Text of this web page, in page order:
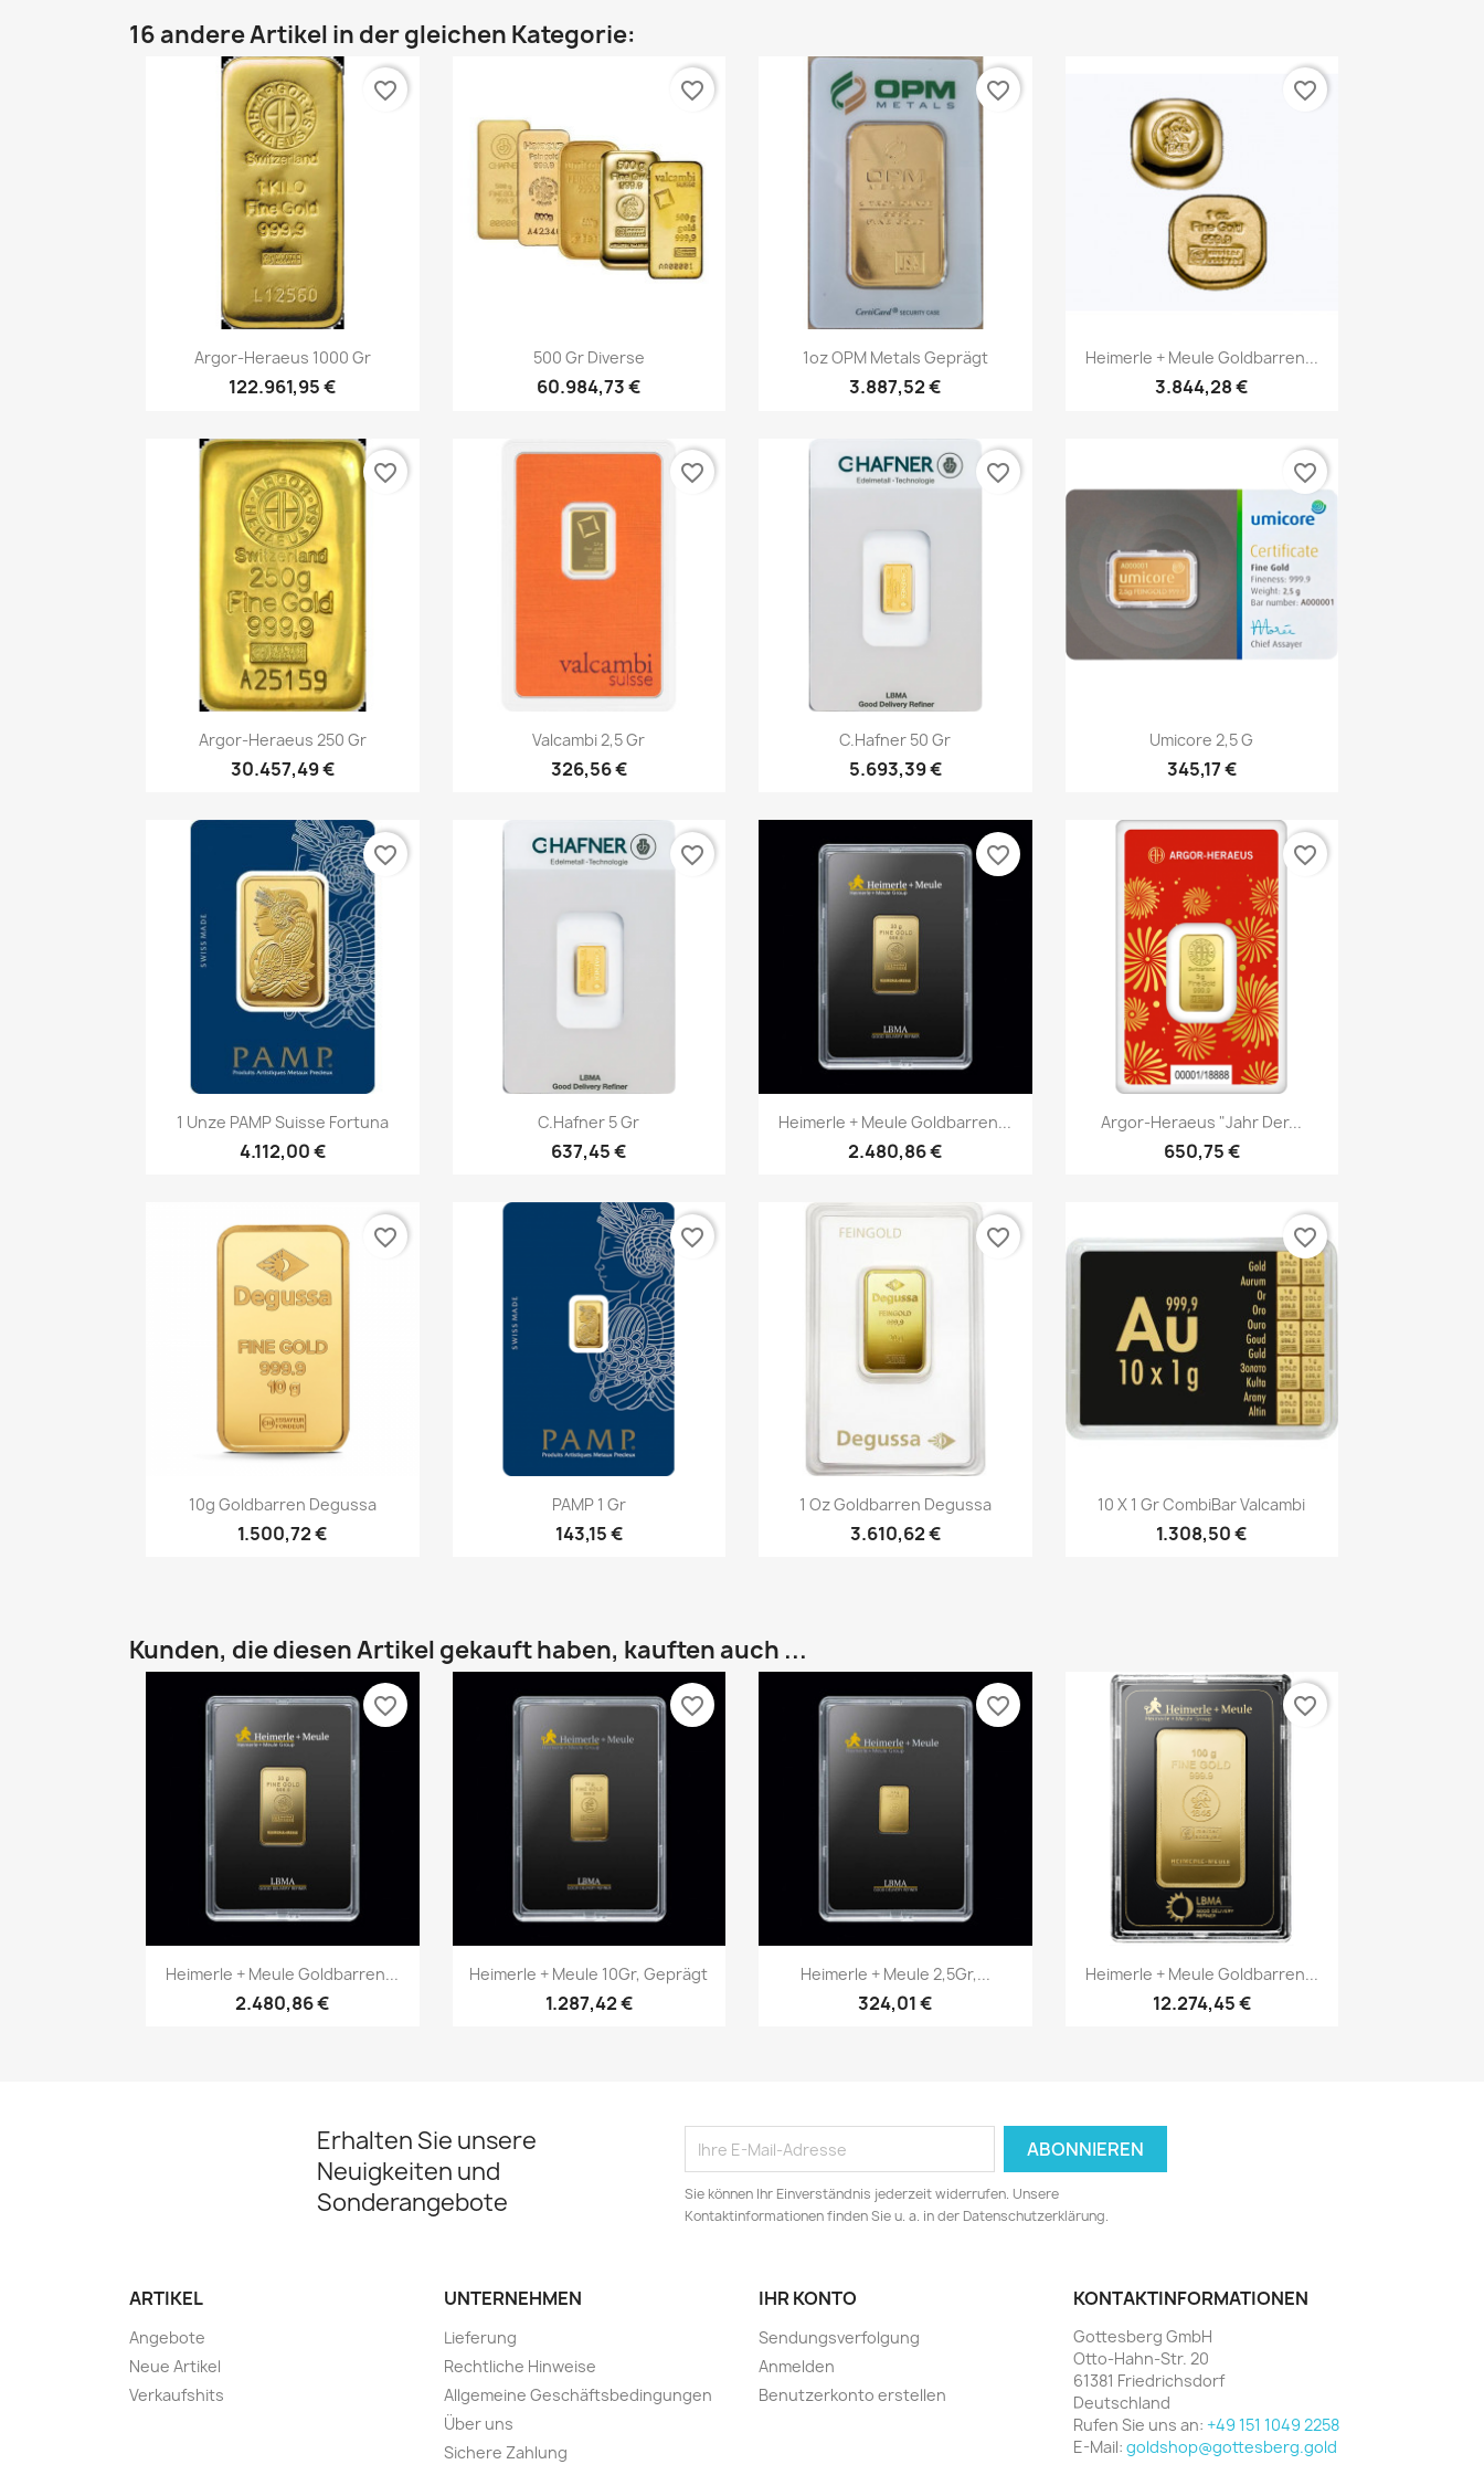
16 andere Artikel in der gleichen Kategorie:
Vorschau
Argor-Heraeus 1000 Gr
122.961,95 €
favorite_border
Vorschau
500 Gr Diverse
60.984,73 €
favorite_border
Vorschau
1oz OPM Metals Geprägt
3.887,52 €
favorite_border
Vorschau
Heimerle + Meule Goldbarren...
3.844,28 €
favorite_border
Vorschau
Argor-Heraeus 250 Gr
30.457,49 €
favorite_border
Vorschau
Valcambi 2,5 Gr
326,56 €
favorite_border
Vorschau
C.Hafner 50 Gr
5.693,39 €
favorite_border
Vorschau
Umicore 2,5 G
345,17 €
favorite_border
Vorschau
1 Unze PAMP Suisse Fortuna
4.112,00 €
favorite_border
Vorschau
C.Hafner 5 Gr
637,45 €
favorite_border
Vorschau
Heimerle + Meule Goldbarren...
2.480,86 €
favorite_border
Vorschau
Argor-Heraeus "Jahr Der...
650,75 €
favorite_border
Vorschau
10g Goldbarren Degussa
1.500,72 €
favorite_border
Vorschau
PAMP 1 Gr
143,15 €
favorite_border
Vorschau
1 Oz Goldbarren Degussa
3.610,62 €
favorite_border
Vorschau
10 X 1 Gr CombiBar Valcambi
1.308,50 €
favorite_border
Kunden, die diesen Artikel gekauft haben, kauften auch ...
Vorschau
Heimerle + Meule Goldbarren...
2.480,86 €
favorite_border
Vorschau
Heimerle + Meule 10Gr, Geprägt
1.287,42 €
favorite_border
Vorschau
Heimerle + Meule 2,5Gr,...
324,01 €
favorite_border
Vorschau
Heimerle + Meule Goldbarren...
12.274,45 €
favorite_border
Erhalten Sie unsere
Neuigkeiten und
Sonderangebote
Sie können Ihr Einverständnis jederzeit widerrufen. Unsere
Kontaktinformationen finden Sie u. a. in der Datenschutzerklärung.
ARTIKEL
Angebote
Neue Artikel
Verkaufshits
UNTERNEHMEN
Lieferung
Rechtliche Hinweise
Allgemeine Geschäftsbedingungen
Über uns
Sichere Zahlung
IHR KONTO
Sendungsverfolgung
Anmelden
Benutzerkonto erstellen
KONTAKTINFORMATIONEN
Gottesberg GmbH
Otto-Hahn-Str. 20
61381 Friedrichsdorf
Deutschland
Rufen Sie uns an: +49 151 1049 2258
E-Mail: goldshop@gottesberg.gold